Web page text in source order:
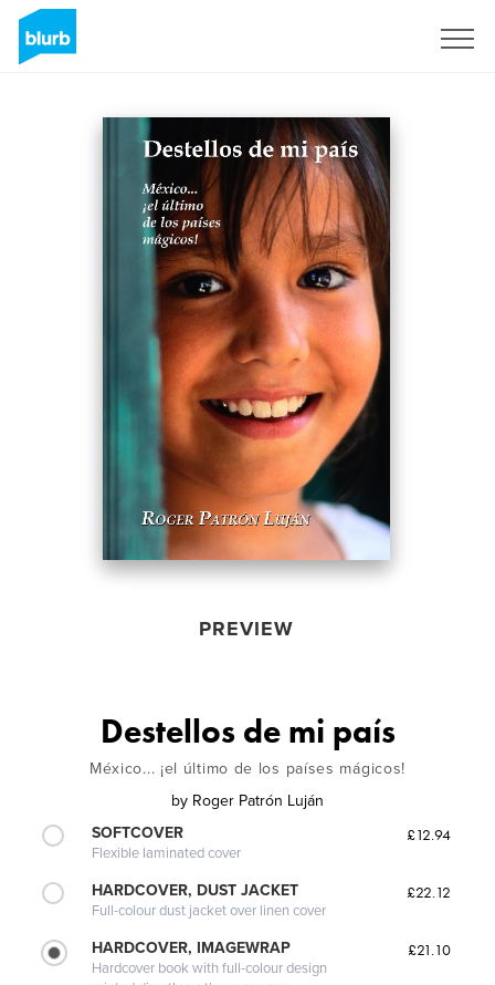
PREVIEW
Destellos de mi país
México... ¡el último de los países mágicos!
by Roger Patrón Luján
SOFTCOVER
Flexible laminated cover
£12.94
HARDCOVER, DUST JACKET
Full-colour dust jacket over linen cover
£22.12
HARDCOVER, IMAGEWRAP
Hardcover book with full-colour design
£21.10